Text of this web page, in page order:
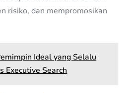
risiko, dan mempromosikan
Ideal yang Selalu
Executive Search